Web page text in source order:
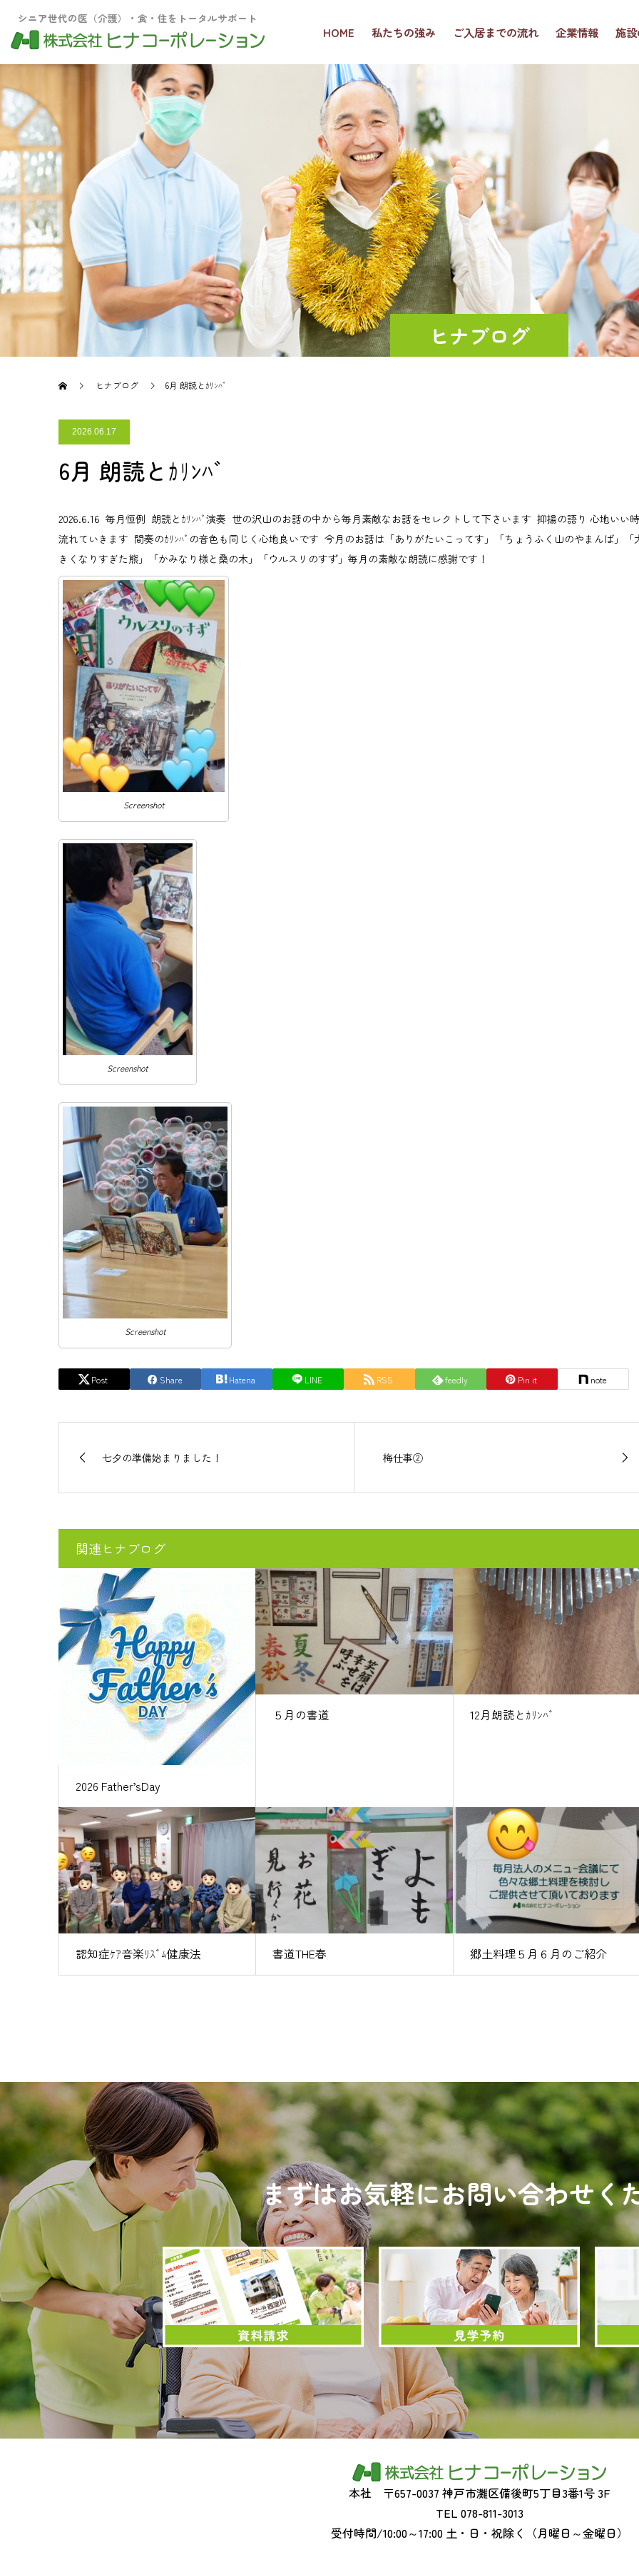
シニア世代の医（介護）・食・住をトータルサポート
HOME 私たちの強み ご入居までの流れ 企業情報 施
ヒナブログ
ヒナブログ 6月 朗読とｶﾘﾝﾊﾞ
2026.06.17
6月 朗読とｶﾘﾝﾊﾞ
2026.6.16 毎月恒例 朗読とｶﾘﾝﾊﾞ演奏 世の沢山のお話の中から毎月素敵なお話をセレクトして下さいます 抑揚の語り 心地いい
流れていきます 間奏のｶﾘﾝﾊﾞの音色も同じく心地良いです 今月のお話は「ありがたいこってす」「ちょうふく山のやまんば」「
きくなりすぎた熊」「かみなり様と桑の木」「ウルスリのすず」毎月の素敵な朗読に感謝です！
Screenshot
Screenshot
Screenshot
Post Share Hatena LINE RSS feedly Pin it note
七夕の準備始まりました！ 梅仕事②
関連ヒナブログ
2026 Father’sDay
５月の書道 12月朗読とｶﾘﾝﾊﾞ
認知症ｹｱ音楽ﾘｽﾞﾑ健康法 書道THE春 郷土料理５月６月のご紹介
まずはお気軽にお問い合わせく
本社 〒657-0037 神戸市灘区備後町5丁目3番1号 3F
TEL 078-811-3013
受付時間/10:00～17:00 土・日・祝除く（月曜日～金曜日）